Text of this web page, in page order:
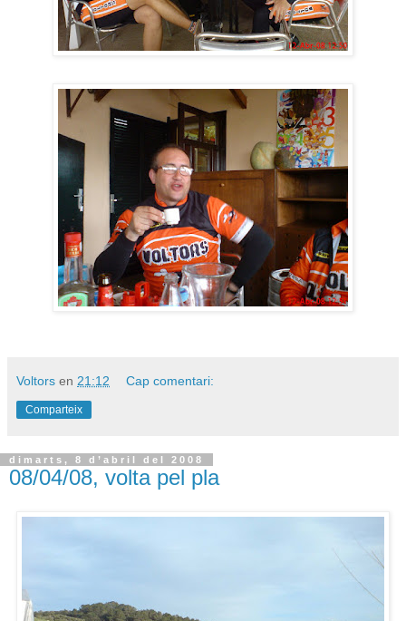
Voltors en 21:12 Cap comentari:
Comparteix
dimarts, 8 d’abril del 2008
08/04/08, volta pel pla